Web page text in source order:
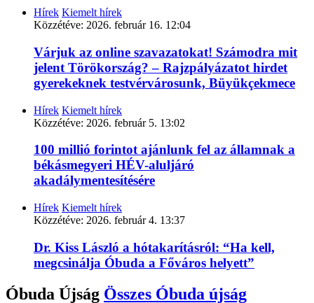
Hírek Kiemelt hírek
Közzétéve: 2026. február 16. 12:04
Várjuk az online szavazatokat! Számodra mit
jelent Törökország? – Rajzpályázatot hirdet
gyerekeknek testvérvárosunk, Büyükçekmece
Hírek Kiemelt hírek
Közzétéve: 2026. február 5. 13:02
100 millió forintot ajánlunk fel az államnak a
békásmegyeri HÉV-aluljáró
akadálymentesítésére
Hírek Kiemelt hírek
Közzétéve: 2026. február 4. 13:37
Dr. Kiss László a hótakarításról: “Ha kell,
megcsinálja Óbuda a Főváros helyett”
Óbuda Újság Összes Óbuda újság